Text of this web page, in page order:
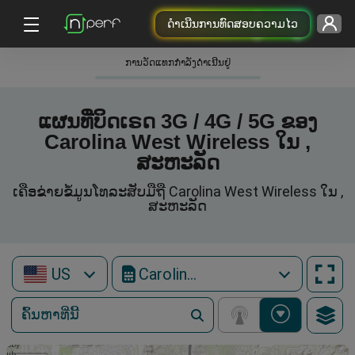
ດຳເນີນການທົດສອບຄວາມໄວ
ການວັດແທກກໍາລັງດໍາເນີນຢູ່
ແຜນທີ່ບິດເຣດ 3G / 4G / 5G ຂອງ
Carolina West Wireless ໃນ ,
ສະຫະລັດ
ເຄືອຂ່າຍຂໍ້ມູນໂທລະສັບມືຖື Carolina West Wireless ໃນ ,
ສະຫະລັດ
US Carolina West Wireless